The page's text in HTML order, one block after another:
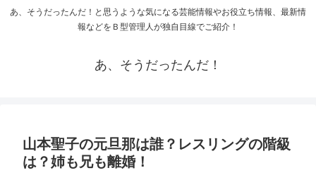
あ、そうだったんだ！と思うような気になる芸能情報やお役立ち情報、最新情
報などをＢ型管理人が独自目線でご紹介！
あ、そうだったんだ！
山本聖子の元旦那は誰？レスリングの階級
は？姉も兄も離婚！